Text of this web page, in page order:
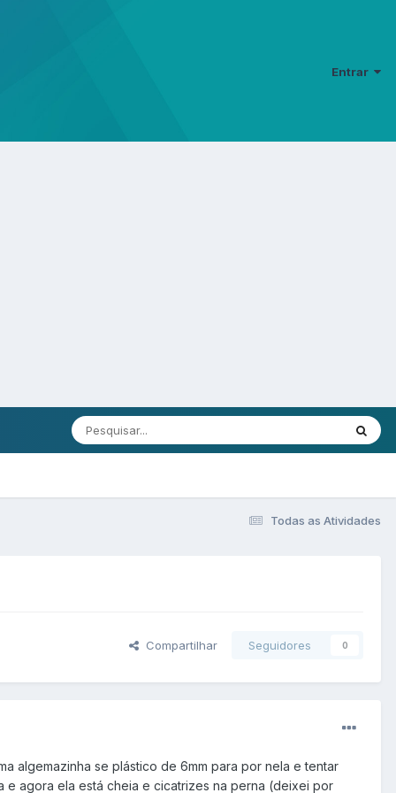
Entrar
Todas as Atividades
Compartilhar Seguidores 0
algemazinha se plástico de 6mm para por nela e tentar
e agora ela está cheia e cicatrizes na perna (deixei por